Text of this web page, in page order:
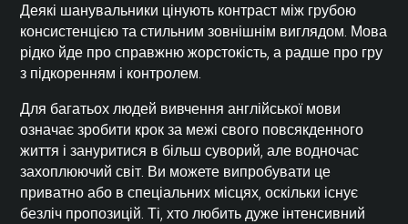
Деякі шанувальники цінують контраст між грубою
консистенцією та стильним зовнішнім виглядом. Мова
рідко йде про справжню жорстокість, а радше про гру
з підкоренням і контролем.
Для багатьох людей вивчення англійської мови
означає зробити крок за межі свого повсякденного
життя і зануритися в більш суворий, але водночас
захоплюючий світ. Ви можете випробувати це
приватно або в спеціальних місцях, оскільки існує
безліч пропозицій. Ті, хто любить дуже інтенсивний